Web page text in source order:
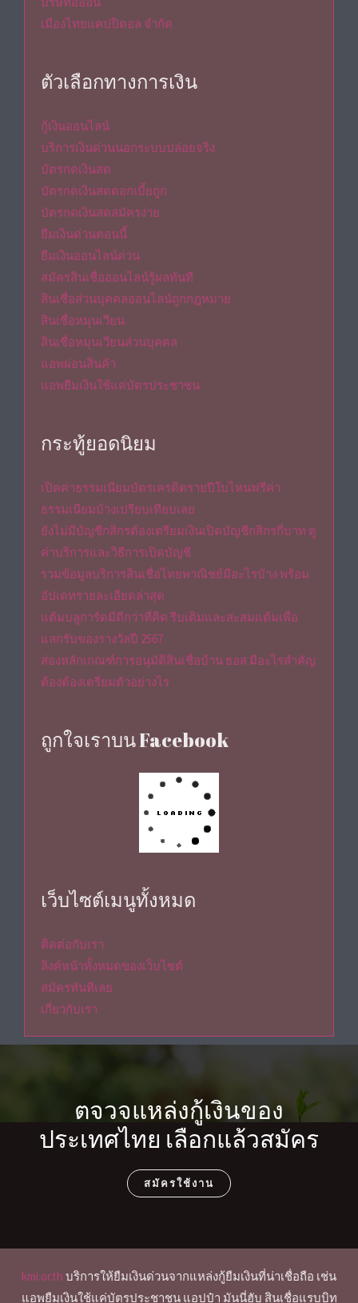
เมืองไทยแคปปิตอล จำกัด
ตัวเลือกทางการเงิน
กู้เงินออนไลน์
บริการเงินด่วนนอกระบบปล่อยจริง
บัตรกดเงินสด
บัตรกดเงินสดดอกเบี้ยถูก
บัตรกดเงินสดสมัครง่าย
ยืมเงินด่วนตอนนี้
ยืมเงินออนไลน์ด่วน
สมัครสินเชื่อออนไลน์รู้ผลทันที
สินเชื่อส่วนบุคคลออนไลน์ถูกกฎหมาย
สินเชื่อหมุนเวียน
สินเชื่อหมุนเวียนส่วนบุคคล
แอพผ่อนสินค้า
แอพยืมเงินใช้แค่บัตรประชาชน
กระทู้ยอดนิยม
เปิดค่าธรรมเนียมบัตรเครดิตรายปีใบไหนฟรีค่า
ธรรมเนียมบ้างเปรียบเทียบเลย
ยังไม่มีบัญชีกสิกรต้องเตรียมเงินเปิดบัญชีกสิกรกี่บาท ดู
ค่าบริการและวิธีการเปิดบัญชี
รวมข้อมูลบริการสินเชื่อไทยพาณิชย์มีอะไรบ้าง พร้อม
อัปเดทรายละเอียดล่าสุด
แต้มบลูการ์ดมีดีกว่าที่คิด รีบเติมและสะสมแต้มเพื่อ
แลกรับของรางวัลปี 2567
ส่องหลักเกณฑ์การอนุมัติสินเชื่อบ้าน ธอส มีอะไรสำคัญ
ต้องต้องเตรียมตัวอย่างไร
ถูกใจเราบน Facebook
เว็บไซต์เมนูทั้งหมด
ติดต่อกับเรา
ลิงค์หน้าทั้งหมดของเว็บไซต์
สมัครทันทีเลย
เกี่ยวกับเรา
ตจวจแหล่งกู้เงินของ
ประเทศไทย เลือกแล้วสมัคร
สมัครใช้งาน
kmi.or.th บริการให้ยืมเงินด่วนจากแหล่งกู้ยืมเงินที่น่าเชื่อถือ เช่น
แอพยืมเงินใช้แค่บัตรประชาชน แอปป๋า มันนี่ฮับ สินเชื่อแรบบิท